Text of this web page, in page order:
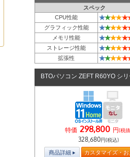
スペック
CPU性能
★★★★★
グラフィック性能 ★★★★★
メモリ性能 ★★★★★
ストレージ性能 ★★★★★
拡張性 ★★★★★
BTOパソコン ZEFT R60YO シ
特価 298,800 円(税
328,680円(税込)
商品詳細 カスタマイズ・